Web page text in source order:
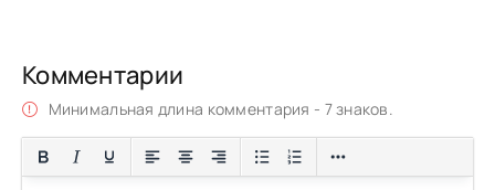
Бах
Бах
Бах
Комментарии
Минимальная длина комментария - 7 знаков.